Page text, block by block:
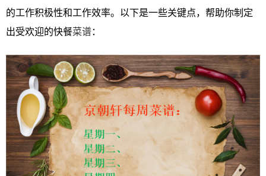
的工作积极性和工作效率。以下是一些关键点，帮助你制定
出受欢迎的快餐菜谱：